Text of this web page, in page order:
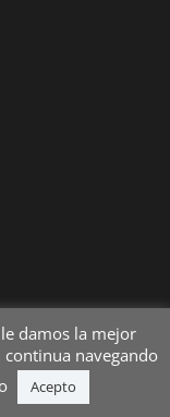
damos la mejor
navegando
Acepto